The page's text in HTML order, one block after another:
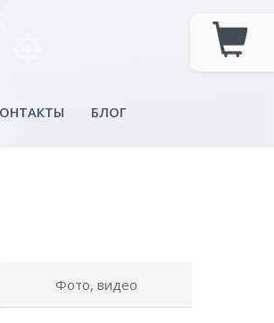
БЛОГ
Фото, видео